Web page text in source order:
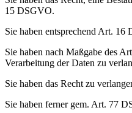
15 DSGVO.
Sie haben entsprechend Art.
Sie haben nach Maßgabe des
Verarbeitung der Daten zu
Sie haben das Recht zu
Sie haben ferner gem. Art. 77